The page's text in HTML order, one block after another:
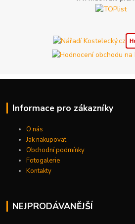
Informace pro zákazníky
O nás
Jak nakupovat
Obchodní podmínky
Fotogalerie
Kontakty
NEJPRODÁVANĚJŠÍ